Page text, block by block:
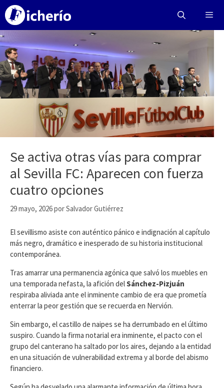
Saltar
contenido
Se activa otras vías para comprar
al Sevilla FC: Aparecen con fuerza
cuatro opciones
29 mayo, 2026porSalvador Gutiérrez
​El sevillismo asiste con auténtico pánico e indignación al capítulo
más negro, dramático e inesperado de su historia institucional
contemporánea.
Tras amarrar una permanencia agónica que salvó los muebles en
una temporada nefasta, la afición delSánchez-Pizjuán
respiraba aliviada ante el inminente cambio de era que prometía
enterrar la peor gestión que se recuerda en Nervión.
Sin embargo, el castillo de naipes se ha derrumbado en el último
suspiro. Cuando la firma notarial era inminente, el pacto con el
grupo del canterano ha saltado por los aires, dejando a la entidad
en una situación de vulnerabilidad extrema y al borde del abismo
financiero.